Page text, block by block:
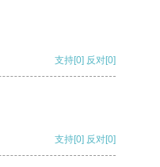
支持[0] 反对[0]
支持[0] 反对[0]